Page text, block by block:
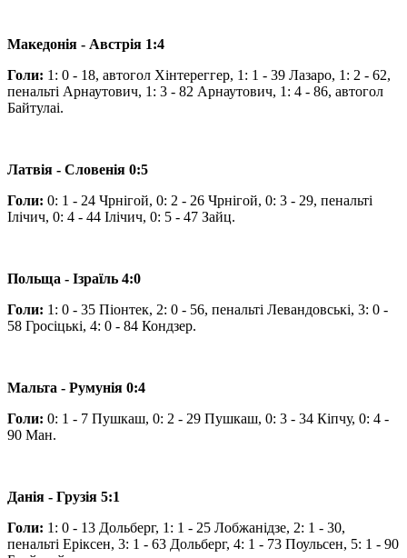
Македонія - Австрія 1:4
Голи: 1: 0 - 18, автогол Хінтереггер, 1: 1 - 39 Лазаро, 1: 2 - 62,
пенальті Арнаутович, 1: 3 - 82 Арнаутович, 1: 4 - 86, автогол
Байтулаі.
Латвія - Словенія 0:5
Голи: 0: 1 - 24 Чрнігой, 0: 2 - 26 Чрнігой, 0: 3 - 29, пенальті
Ілічич, 0: 4 - 44 Ілічич, 0: 5 - 47 Зайц.
Польща - Ізраїль 4:0
Голи: 1: 0 - 35 Піонтек, 2: 0 - 56, пенальті Левандовські, 3: 0 -
58 Гросіцькі, 4: 0 - 84 Кондзер.
Мальта - Румунія 0:4
Голи: 0: 1 - 7 Пушкаш, 0: 2 - 29 Пушкаш, 0: 3 - 34 Кіпчу, 0: 4 -
90 Ман.
Данія - Грузія 5:1
Голи: 1: 0 - 13 Дольберг, 1: 1 - 25 Лобжанідзе, 2: 1 - 30,
пенальті Еріксен, 3: 1 - 63 Дольберг, 4: 1 - 73 Поульсен, 5: 1 - 90